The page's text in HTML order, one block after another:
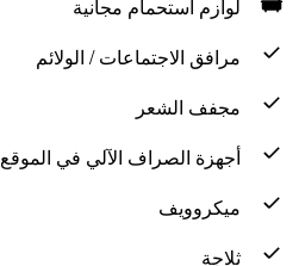
لوازم استحمام مجانية
مرافق الاجتماعات / الولائم
مجفف الشعر
أجهزة الصراف الآلي في الموقع
ميكروويف
ثلاجة